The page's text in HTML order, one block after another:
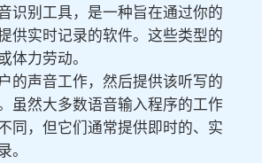
识别工具，是一种旨在通过你的
供实时记录的软件。这些类型的
体力劳动。
的声音工作，然后提供该听写的
虽然大多数语音输入程序的工作
同，但它们通常提供即时的、实
。